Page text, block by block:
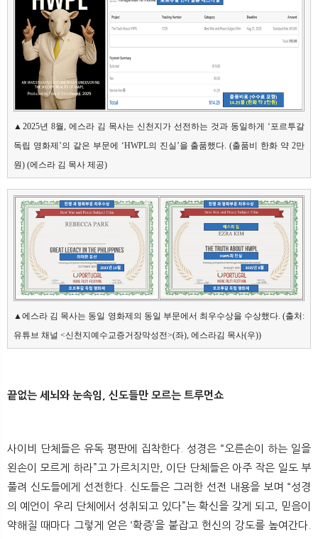
▲2025년 8월, 에스라 김 목사는 신천지가 선전하는 것과 동일하게 ‘포르투갈
독립 영화제’의 같은 부문에 ‘HWPL의 진실’을 출품했다. (출품비 한화 약 2만
원) (에스라 김 목사 제공)
▲에스라 김 목사는 동일 영화제의 동일 부문에서 최우수상을 수상했다. (출처:
유튜브 채널 <신천지예수교증거장막성전>(좌), 에스라김 목사(우))
끝없는 세뇌와 눈속임, 신도들만 모르는 트루먼쇼
사이비 단체들은 유독 평판에 집착한다. 성경은 “오른손이 하는 일을
왼손이 모르게 하라”고 가르치지만, 이단 단체들은 아주 작은 일도 부
풀려 신도들에게 선전한다. 신도들은 그러한 선전 내용을 보며 “성경
의 예언이 우리 단체에서 성취되고 있다”는 확신을 갖게 되고, 믿음이
약해질 때마다 그렇게 얻은 ‘확증’을 붙잡고 헌신의 강도를 높여간다.